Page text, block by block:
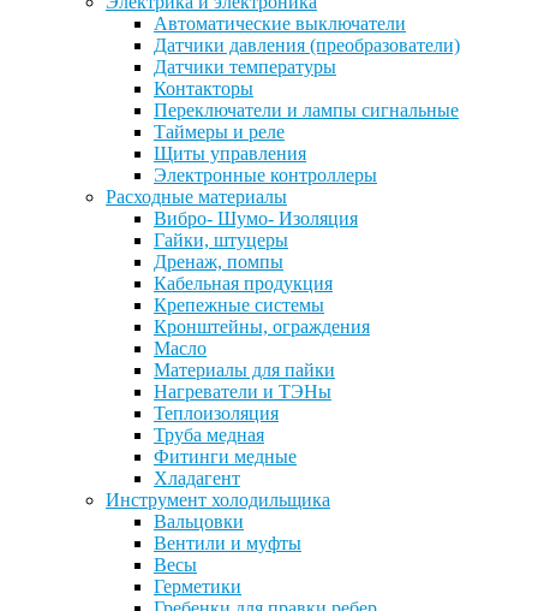
Автоматические выключатели
Датчики давления (преобразователи)
Датчики температуры
Контакторы
Переключатели и лампы сигнальные
Таймеры и реле
Щиты управления
Электронные контроллеры
Расходные материалы
Вибро- Шумо- Изоляция
Гайки, штуцеры
Дренаж, помпы
Кабельная продукция
Крепежные системы
Кронштейны, ограждения
Масло
Материалы для пайки
Нагреватели и ТЭНы
Теплоизоляция
Труба медная
Фитинги медные
Хладагент
Инструмент холодильщика
Вальцовки
Вентили и муфты
Весы
Герметики